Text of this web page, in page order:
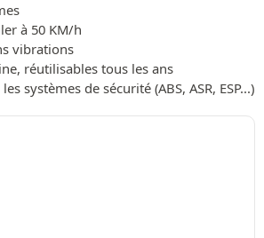
à 50 KM/h
vibrations
réutilisables tous les ans
systèmes de sécurité (ABS, ASR, ESP...)